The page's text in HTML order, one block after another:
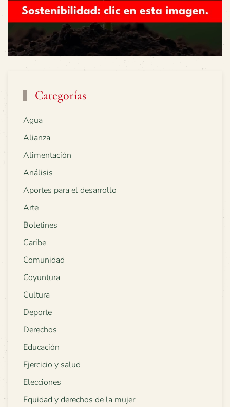
Categorías
Agua
Alianza
Alimentación
Análisis
Aportes para el desarrollo
Arte
Boletines
Caribe
Comunidad
Coyuntura
Cultura
Deporte
Derechos
Educación
Ejercicio y salud
Elecciones
Equidad y derechos de la mujer